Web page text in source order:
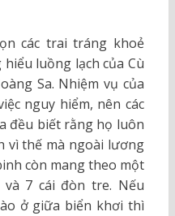
các trai tráng khoẻ
luồng lạch của Cù
Sa. Nhiệm vụ của
nguy hiểm, nên các
đều biết rằng họ luôn
vì thế mà ngoài lương
còn mang theo một
và 7 cái đòn tre. Nếu
ở giữa biển khơi thì